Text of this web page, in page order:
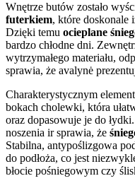
Wnętrze butów zostało
futerkiem, które doskonale
Dzięki temu ocieplane
bardzo chłodne dni.
wytrzymałego materiału,
sprawia, że avalynė
Charakterystycznym
bokach cholewki, która
oraz dopasowuje je do
noszenia ir sprawia, że
Stabilna, antypoślizgowa
do podłoża, co jest
błocie pośniegowym czy